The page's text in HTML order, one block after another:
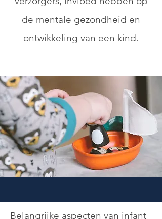
de mentale gezondheid en
ontwikkeling van een kind.
Belangrijke aspecten van infant